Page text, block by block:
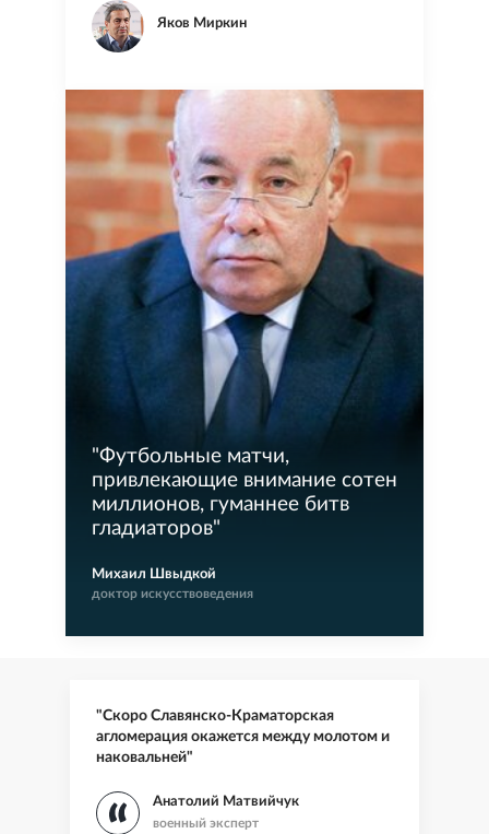
Яков Миркин
"Футбольные матчи,
привлекающие внимание сотен
миллионов, гуманнее битв
гладиаторов"
Михаил Швыдкой
доктор искусствоведения
"Скоро Славянско-Краматорская
агломерация окажется между молотом и
наковальней"
Анатолий Матвийчук
военный эксперт